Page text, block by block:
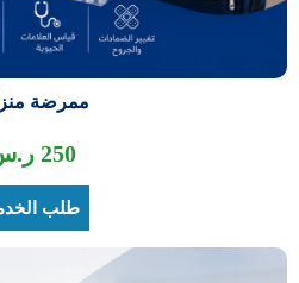
ممرضة
250
طلب